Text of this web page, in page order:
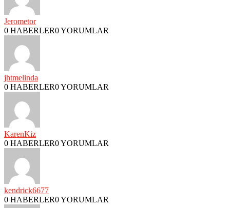
Jerometor
0 HABERLER0 YORUMLAR
jhtmelinda
0 HABERLER0 YORUMLAR
KarenKiz
0 HABERLER0 YORUMLAR
kendrick6677
0 HABERLER0 YORUMLAR